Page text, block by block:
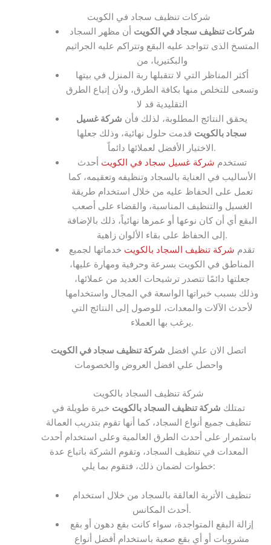
شركات تنظيف سجاد في الكويت
شركات تنظيف سجاد في الكويت أن مظهر السجاد
المتسخ الذى تتواجد عليه البقع وتتراكم عليه الجراثيم
والبكتيريا، من
أكثر المناظر التي لا تتقبلها ربة المنزل في بيتها
وتسعى للتخلص منها بكافة الطرق، ولأن إتباع الطرق
التقليدية قد لا
يحقق النتائج المطلوبة، لذلك فأن شركة غسيل
سجاد بالكويت قدمت حلول نهائية، وذلك جعلها
الاختيار الأفضل لعملائها دائماً.
تستخدم شركة غسيل سجاد في الكويت أحدث
الأساليب في العناية بالسجاد وتنظيفه وتعقيمه، كما
تعمل على الحفاظ عليه من خلال استخدام طريقة
الغسيل والتنظيف المناسبة، والقضاء على أصعب
البقع أي أن كان نوعها أو عمرها نهائياً، ذلك بالإضافة
إلى الحفاظ على بقاء الألوان زاهية.
تقدم شركة تنظيف السجاد بالكويت خدماتها لجميع
المناطق في الكويت بسرعة وحرفية ومهارة عليها،
جعلتها دائمًا تتصدر ترشيحات العديد من عملائها،
وذلك بسبب خبراتها الواسعة في المجال واستخدامها
لأحدث الآلات والمعدات، للوصول إلى النتائج التي
يرغب بها العملاء.
اتصل الان علي افضل شركة تنظيف سجاد في الكويت
واحصل علي افضل العروض والخصومات
شركة تنظيف السجاد بالكويت
تمتلك شركة تنظيف السجاد بالكويت خبرة طويلة في
تنظيف جميع أنواع السجاد، كما أنها تقوم بتدريب العمالة
باستمرار على أحدث الطرق العالمية وعلى استخدام أحدث
المعدات في تنظيف السجاد، وتقوم الشركة باتباع عدة
خطوات لضمان ذلك، فتقوم بما يلي:
تنظيف الأتربة العالقة بالسجاد من خلال استخدام
أحدث المكانس.
إزالة البقع المتواجدة، سواء كانت بقع دهون أو بقع
مشروبات أو أي بقع صعبة باستخدام أفضل أنواع